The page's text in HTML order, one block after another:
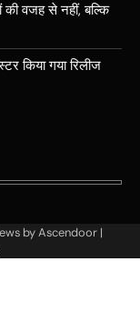
की वजह से नहीं, बल्कि
किया गया रिलीज
byAscendoor |